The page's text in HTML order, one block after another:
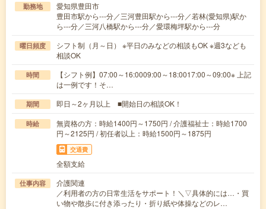
勤務地
愛知県豊田市
豊田市駅から---分／三河豊田駅から---分／若林(愛知県)駅か
ら---分／三河八橋駅から---分／愛環梅坪駅から---分
曜日頻度
シフト制（月～日） ※平日のみなどの相談もOK ※週3なども
相談OK
時間
【シフト例】07:00～16:0009:00～18:0017:00～09:00※ 上記
は一例です！そ…
期間 即日～2ヶ月以上 ■開始日の相談OK！
時給
無資格の方：時給1400円～1750円 / 介護福祉士：時給1700
円～2125円 / 初任者以上：時給1500円～1875円
交通費
全額支給
仕事内容
介護関連
／利用者の方の日常生活をサポート！＼▽具体的には…・買
い物や散歩に付き添ったり・折り紙や体操などのレ…